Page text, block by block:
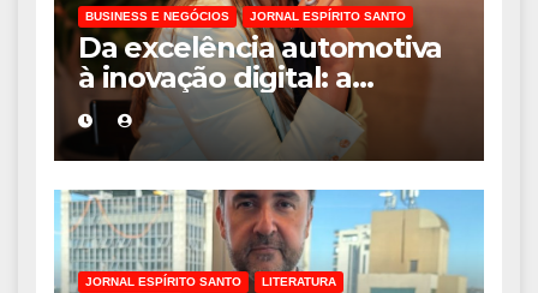
BUSINESS E NEGÓCIOS JORNAL ESPÍRITO SANTO
Da excelência automotiva
à inovação digital: a
trajetória internacional da
empresária Adriene Silva
JORNAL ESPÍRITO SANTO LITERATURA